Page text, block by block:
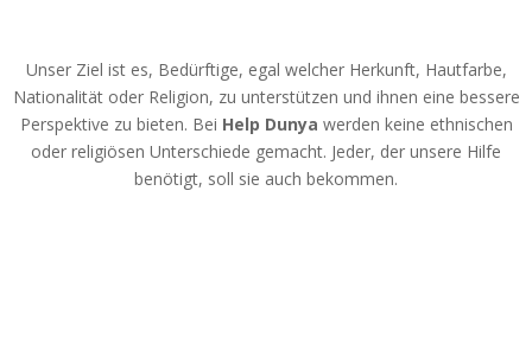
Unser Ziel ist es, Bedürftige, egal welcher Herkunft, Hautfarbe,
Nationalität oder Religion, zu unterstützen und ihnen eine bessere
Perspektive zu bieten. Bei Help Dunya werden keine ethnischen
oder religiösen Unterschiede gemacht. Jeder, der unsere Hilfe
benötigt, soll sie auch bekommen.